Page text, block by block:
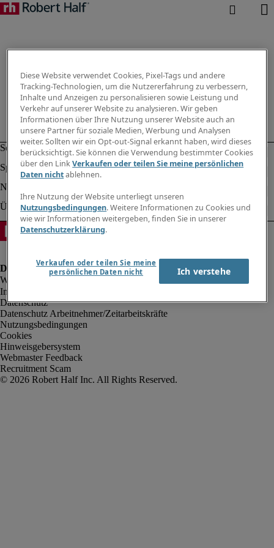
Impressum
Datenschutz
Datenschutz Arbeitnehmer/Zeitarbeitskräfte
Nutzungsbedingungen
Cookies
Hinweisgebersystem
Webmaster Feedback
Recruitment Scam
Diese Website verwendet Cookies, Pixel-Tags und andere
Tracking-Technologien, um die Nutzererfahrung zu verbessern,
Inhalte und Anzeigen zu personalisieren sowie Leistung und
Verkehr auf unserer Website zu analysieren. Wir geben
Informationen über Ihre Nutzung unserer Website auch an
unsere Partner für soziale Medien, Werbung und Analysen
weiter. Sollten wir ein Opt-out-Signal erkannt haben, wird dieses
berücksichtigt. Sie können die Verwendung bestimmter Cookies
über den LinkVerkaufen oder teilen Sie meine persönlichen
Daten nichtablehnen.
Ihre Nutzung der Website unterliegt unseren
Nutzungsbedingungen. Weitere Informationen zu Cookies und
wie wir Informationen weitergeben, finden Sie in unserer
Datenschutzerklärung.
Verkaufen oder teilen Sie meine
persönlichen Daten nicht
Ich verstehe